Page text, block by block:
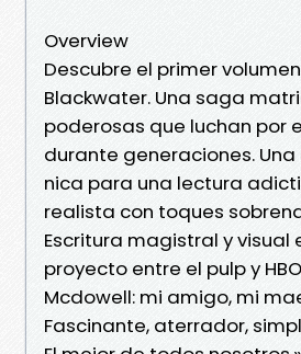
Overview
Descubre el primer
Blackwater. Una saga
poderosas que luchan por
durante generaciones.
nica para una lectura
realista con toques
Escritura magistral y visual
proyecto entre el pulp y
Mcdowell: mi amigo, mi
Fascinante, aterrador,